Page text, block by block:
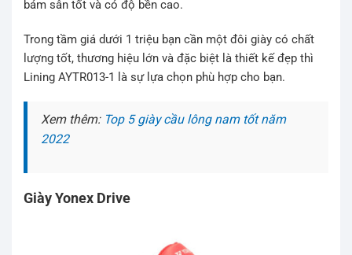
bám sân tốt và có độ bền cao.
Trong tầm giá dưới 1 triệu bạn cần một đôi giày có chất
lượng tốt, thương hiệu lớn và đặc biệt là thiết kế đẹp thì
Lining AYTR013-1 là sự lựa chọn phù hợp cho bạn.
Xem thêm: Top 5 giày cầu lông nam tốt năm
2022
Giày Yonex Drive